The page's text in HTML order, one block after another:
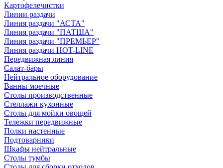
Картофелечистки
Линии раздачи
Линия раздачи "АСТА"
Линия раздачи "ПАТША"
Линия раздачи "ПРЕМЬЕР"
Линия раздачи HOT-LINE
Передвижная линия
Салат-бары
Нейтральное оборудование
Ванны моечные
Столы производственные
Стеллажи кухонные
Столы для мойки овощей
Тележки передвижные
Полки настенные
Подтоварники
Шкафы нейтральные
Столы тумбы